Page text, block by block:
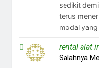
sedikit
terus
modal
rental alat
Salahnya